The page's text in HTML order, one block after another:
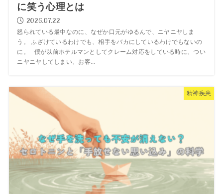
に笑う心理とは
2026.07.22
怒られている最中なのに、なぜか口元がゆるんで、ニヤニヤしま
う。 ふざけているわけでも、相手をバカにしているわけでもないの
に。 僕が以前ホテルマンとしてクレーム対応をしている時に、つい
ニヤニヤしてしまい、お客...
精神疾患